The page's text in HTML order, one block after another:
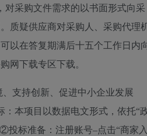
对采购文件需求的以书面形式向采
质疑供应商对采购人、采购代理
以在答复期满后十五个工作日内
网下载专区下载。
支持创新、促进中小企业发展
本项目以数据电文形式，依托“
投标准备：注册账号–点击“商家入